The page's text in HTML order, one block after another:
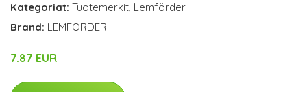
Kategoriat: Tuotemerkit, Lemförder
Brand: LEMFÖRDER
7.87 EUR